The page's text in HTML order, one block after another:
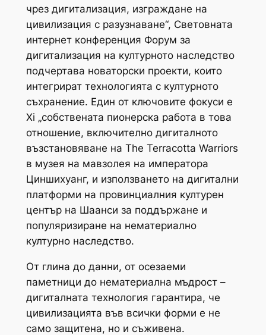
чрез дигитализация, изграждане на
цивилизация с разузнаване“, Световната
интернет конференция Форум за
дигитализация на културното наследство
подчертава новаторски проекти, които
интегрират технологията с културното
съхранение. Един от ключовите фокуси е
Xi „собствената пионерска работа в това
отношение, включително дигиталното
възстановяване на The Terracotta Warriors
в музея на мавзолея на императора
Циншихуанг, и използването на дигитални
платформи на провинциалния културен
център на Шаанси за поддържане и
популяризиране на нематериално
културно наследство.
От глина до данни, от осезаеми
паметници до нематериална мъдрост –
дигиталната технология гарантира, че
цивилизацията във всички форми е не
само защитена, но и съживена.